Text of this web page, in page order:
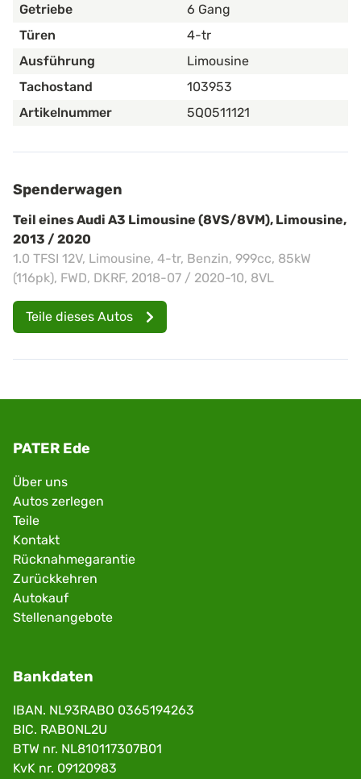
Getriebe
6 Gang
Türen
4-tr
Ausführung
Limousine
Tachostand
103953
Artikelnummer
5Q0511121
Spenderwagen
Teil eines Audi A3 Limousine (8VS/8VM), Limousine,
2013 / 2020
1.0 TFSI 12V, Limousine, 4-tr, Benzin, 999cc, 85kW
(116pk), FWD, DKRF, 2018-07 / 2020-10, 8VL
Teile dieses Autos
PATER Ede
Über uns
Autos zerlegen
Teile
Kontakt
Rücknahmegarantie
Zurückkehren
Autokauf
Stellenangebote
Bankdaten
IBAN. NL93RABO 0365194263
BIC. RABONL2U
BTW nr. NL810117307B01
KvK nr. 09120983